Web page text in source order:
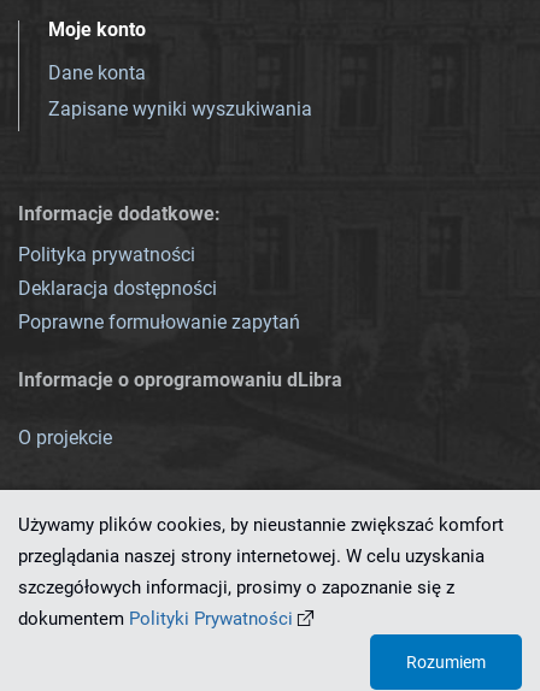
Moje konto
Dane konta
Zapisane wyniki wyszukiwania
Informacje dodatkowe:
Polityka prywatności
Deklaracja dostępności
Poprawne formułowanie zapytań
Informacje o oprogramowaniu dLibra
O projekcie
Ten serwis działa dzięki oprogramowaniu
Używamy plików cookies, by nieustannie zwiększać komfort
przeglądania naszej strony internetowej. W celu uzyskania
szczegółowych informacji, prosimy o zapoznanie się z
dokumentem Polityki Prywatności
Rozumiem